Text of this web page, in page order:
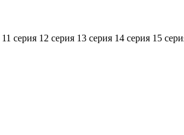
11 серия 12 серия 13 серия 14 серия 15